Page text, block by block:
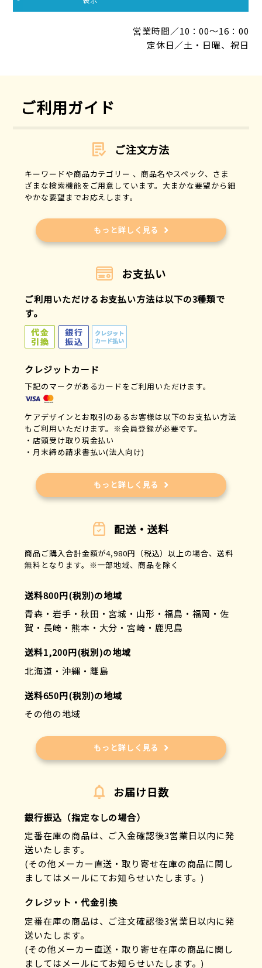
営業時間／10：00～16：00
定休日／土・日曜、祝日
ご利用ガイド
ご注文方法
キーワードや商品カテゴリー 、商品名やスペック、さま
ざまな検索機能をご用意しています。大まかな要望から細
やかな要望までお応えします。
もっと詳しく見る
お支払い
ご利用いただけるお支払い方法は以下の3種類で
す。
クレジットカード
下記のマークがあるカードをご利用いただけます。
ケアデザインとお取引のあるお客様は以下のお支払い方法
もご利用いただけます。※会員登録が必要です。
・店頭受け取り現金払い
・月末締め請求書払い(法人向け)
もっと詳しく見る
配送・送料
商品ご購入合計金額が4,980円（税込）以上の場合、送料
無料となります。※一部地域、商品を除く
送料800円(税別)の地域
青森・岩手・秋田・宮城・山形・福島・福岡・佐
賀・長崎・熊本・大分・宮崎・鹿児島
送料1,200円(税別)の地域
北海道・沖縄・離島
送料650円(税別)の地域
その他の地域
もっと詳しく見る
お届け日数
銀行振込（指定なしの場合）
定番在庫の商品は、ご入金確認後3営業日以内に発
送いたします。
(その他メーカー直送・取り寄せ在庫の商品に関し
ましてはメールにてお知らせいたします。)
クレジット・代金引換
定番在庫の商品は、ご注文確認後3営業日以内に発
送いたします。
(その他メーカー直送・取り寄せ在庫の商品に関し
ましてはメールにてお知らせいたします。)